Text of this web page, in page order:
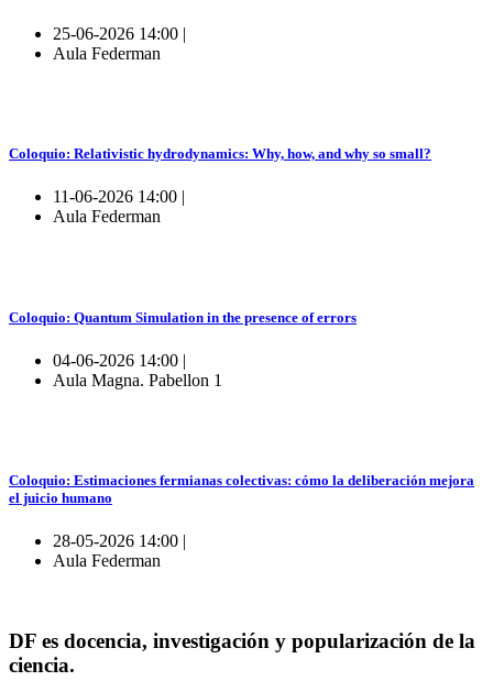
25-06-2026 14:00 |
Aula Federman
Coloquio: Relativistic hydrodynamics: Why, how, and why so small?
11-06-2026 14:00 |
Aula Federman
Coloquio: Quantum Simulation in the presence of errors
04-06-2026 14:00 |
Aula Magna. Pabellon 1
Coloquio: Estimaciones fermianas colectivas: cómo la deliberación mejora
el juicio humano
28-05-2026 14:00 |
Aula Federman
DF es docencia, investigación y popularización de la
ciencia.